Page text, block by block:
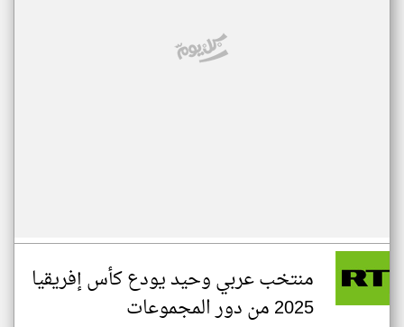
منتخب عربي وحيد يودع كأس إفريقيا
2025 من دور المجموعات